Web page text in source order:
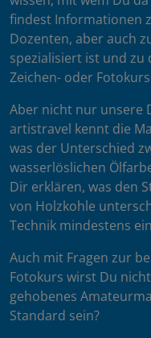
findest Informationen
Dozenten, aber auch
spezialisiert ist und zu
Zeichen- oder
Aber nicht nur unsere
artistravel kennt die
was der Unterschied
wasserlöslichen
Dir erklären, was den
von Holzkohle
Technik mindestens
Auch mit Fragen zur
Fotokurs wirst Du
gehobenes
Standard sein?